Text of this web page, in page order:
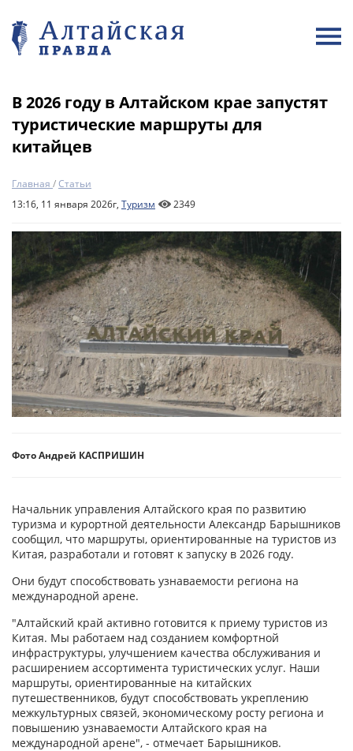
В 2026 году в Алтайском крае запустят
туристические маршруты для
китайцев
Главная /Статьи
13:16, 11 января 2026г, Туризм 2349
Фото Андрей КАСПРИШИН
Начальник управления Алтайского края по развитию
туризма и курортной деятельности Александр Барышников
сообщил, что маршруты, ориентированные на туристов из
Китая, разработали и готовят к запуску в 2026 году.
Они будут способствовать узнаваемости региона на
международной арене.
"Алтайский край активно готовится к приему туристов из
Китая. Мы работаем над созданием комфортной
инфраструктуры, улучшением качества обслуживания и
расширением ассортимента туристических услуг. Наши
маршруты, ориентированные на китайских
путешественников, будут способствовать укреплению
межкультурных связей, экономическому росту региона и
повышению узнаваемости Алтайского края на
международной арене", - отмечает Барышников.